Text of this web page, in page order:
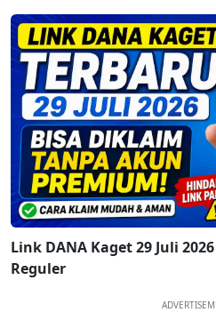
Link DANA Kaget 29 Juli
Reguler